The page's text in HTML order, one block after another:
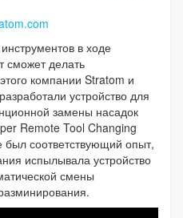
в ходе
сможет делать
компании Stratom и
устройство для
замены насадок
Remote Tool Changing
соответствующий опыт,
испылывала устройство
смены